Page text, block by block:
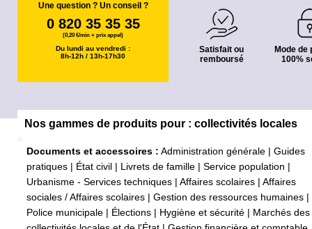
Une question ? Un conseil ?
0 820 35 35 35
(0,20 €/min + prix appel)
Du lundi au vendredi :
8h-12h / 13h-17h30
Satisfait ou
remboursé
Mode de
100%
Nos gammes de produits pour : collectivités locales
Documents et accessoires : Administration générale
Guides
pratiques
État civil Livrets de famille Service population
Urbanisme - Services techniques
Affaires scolaires
Affaires
sociales / Affaires scolaires
Gestion des ressources humaines
Police municipale
Élections Hygiène et sécurité
Marchés des